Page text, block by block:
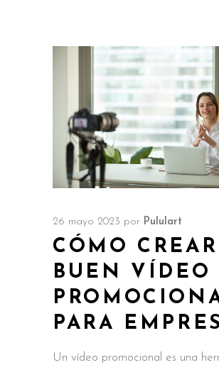
26 mayo 2023 por Pululart
CÓMO
BUEN VÍDEO
PARA
Un vídeo promocional es una